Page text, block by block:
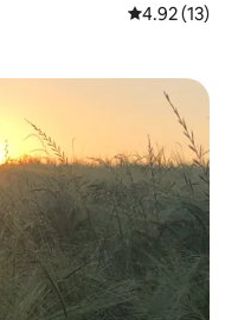
Calificación
4.92 (13)